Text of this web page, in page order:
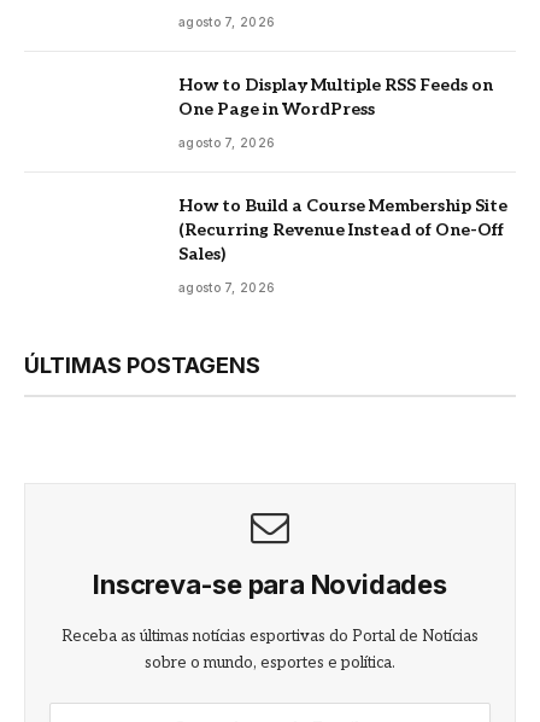
agosto 7, 2026
How to Display Multiple RSS Feeds on
One Page in WordPress
agosto 7, 2026
How to Build a Course Membership Site
(Recurring Revenue Instead of One-Off
Sales)
agosto 7, 2026
ÚLTIMAS POSTAGENS
Inscreva-se para Novidades
Receba as últimas notícias esportivas do Portal de Notícias
sobre o mundo, esportes e política.